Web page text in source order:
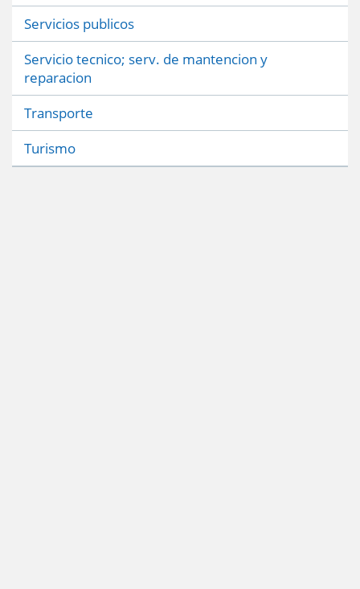
Servicios publicos
Servicio tecnico; serv. de mantencion y
reparacion
Transporte
Turismo